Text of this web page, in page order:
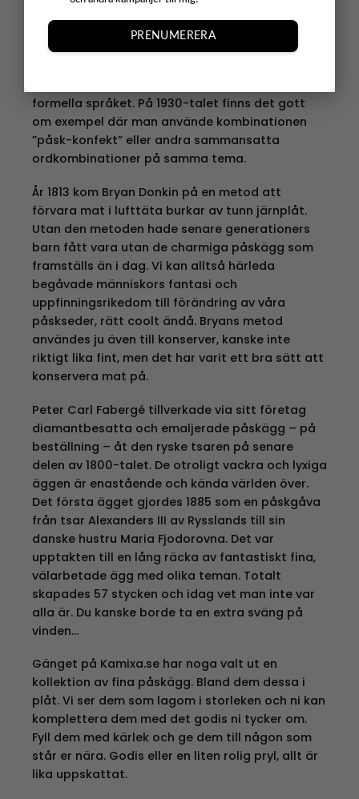
PRENUMERERA
Ordet ”påskgodis” börjar inte användas förrän
formella språket. På 1930-talet finns det gott
om exempel där man använde kombinationen
”påsk-konfekt” eller andra sammansatta
ordkombinationer på samma tema.
År 1813 kom Bryan Donkin på en metod att
förvara mat i lufttäta burkar av tunn järnplåt.
Utan den metoden hade senare generationers
barn fått vara utan de charmiga påskägg som
framställs än i dag. Vi kan alltså härleda
begåvade människors fantasi och
uppfinningsrikedom till förändring av våra
påskseder, rätt coolt ändå. Bryans metod
användes ju även till konserver, kanske inte
riktigt lika fint, men det har varit ett bra sätt att
konservera mat på.
Peter Carl Fabergé tillverkade via sitt företag
diamantbesatta och emaljerade påskägg – på
beställning – åt den ryske tsaren på senare
delen av 1800-talet. De otroligt vackra och lyxiga
äggen är enastående och kända världen över.
Det första ägget gjordes 1885 som en påskgåva
från tsar Alexanders III av Rysslands till sin
danske hustru Maria Fjodorovna. Det var
upptakten till en lång räcka av fantastiskt fina,
välarbetade ägg med olika teman. Totalt
skapades 57 stycken och idag vet man inte var
alla är. Du kanske borde ta en extra sväng på
vinden…
Gänget på Kamixa.se har noga valt ut en
kollektion av fina påskägg. Bland dem dessa i
plåt. Vi ser dem som lagom i storleken och ni kan
komplettera dem med det godis ni tycker om.
Fyll dem med kärlek och ge dem till någon som
står er nära. Godis eller en liten rolig pryl, allt är
lika uppskattat.